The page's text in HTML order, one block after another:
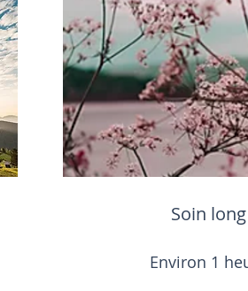
Soin long
Environ 1